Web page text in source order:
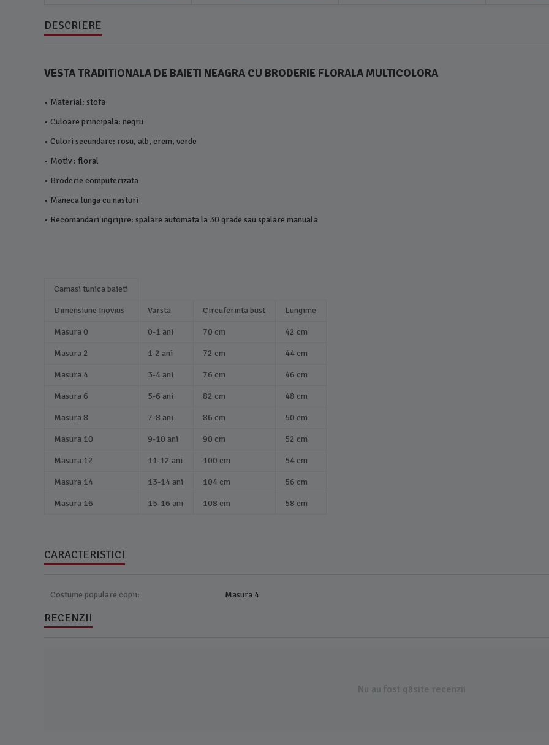
DESCRIERE
VESTA TRADITIONALA DE BAIETI NEAGRA CU BRODERIE FLORALA MULTICOLORA
• Material: stofa
• Culoare principala: negru
• Culori secundare: rosu, alb, crem, verde
• Motiv : floral
• Broderie computerizata
• Maneca lunga cu nasturi
• Recomandari ingrijire: spalare automata la 30 grade sau spalare manuala
Camasi tunica baieti
Dimensiune Inovius Varsta Circuferinta bust Lungime
Masura 0 0-1 ani 70 cm 42 cm
Masura 2 1-2 ani 72 cm 44 cm
Masura 4 3-4 ani 76 cm 46 cm
Masura 6 5-6 ani 82 cm 48 cm
Masura 8 7-8 ani 86 cm 50 cm
Masura 10 9-10 ani 90 cm 52 cm
Masura 12 11-12 ani 100 cm 54 cm
Masura 14 13-14 ani 104 cm 56 cm
Masura 16 15-16 ani 108 cm 58 cm
CARACTERISTICI
Costume populare copii: Masura 4
RECENZII
Nu au fost găsite recenzii